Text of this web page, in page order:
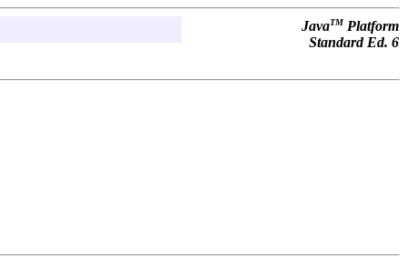
JavaTM Platform
Standard Ed. 6